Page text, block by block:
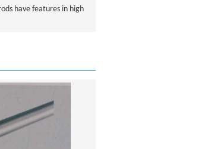
have features in high